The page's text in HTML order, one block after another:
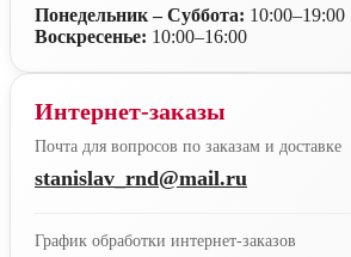
Понедельник – Суббота: 10:00–19:00
Воскресенье: 10:00–16:00
Интернет-заказы
Почта для вопросов по заказам и доставке
stanislav_rnd@mail.ru
График обработки интернет-заказов